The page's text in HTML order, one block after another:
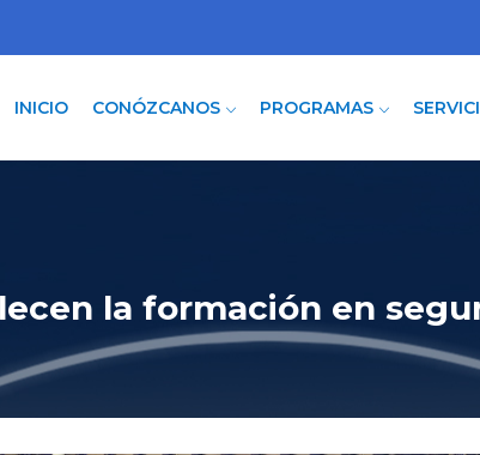
INICIO CONÓZCANOS PROGRAMAS
la formación en